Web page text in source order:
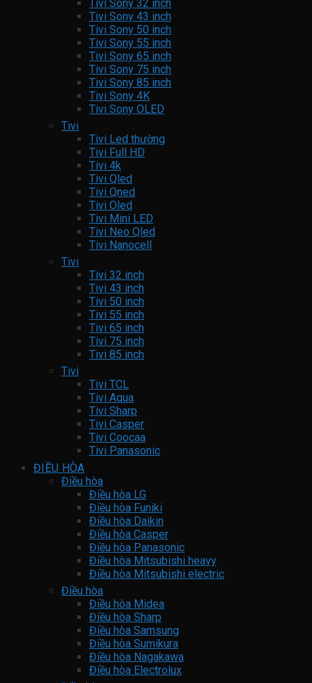
Tivi Sony 32 inch
Tivi Sony 43 inch
Tivi Sony 50 inch
Tivi Sony 55 inch
Tivi Sony 65 inch
Tivi Sony 75 inch
Tivi Sony 85 inch
Tivi Sony 4K
Tivi Sony OLED
Tivi
Tivi Led thường
Tivi Full HD
Tivi 4k
Tivi Qled
Tivi Qned
Tivi Oled
Tivi Mini LED
Tivi Neo Qled
Tivi Nanocell
Tivi
Tivi 32 inch
Tivi 43 inch
Tivi 50 inch
Tivi 55 inch
Tivi 65 inch
Tivi 75 inch
Tivi 85 inch
Tivi
Tivi TCL
Tivi Aqua
Tivi Sharp
Tivi Casper
Tivi Coocaa
Tivi Panasonic
ĐIỀU HÒA
Điều hòa
Điều hòa LG
Điều hòa Funiki
Điều hòa Daikin
Điều hòa Casper
Điều hòa Panasonic
Điều hòa Mitsubishi heavy
Điều hòa Mitsubishi electric
Điều hòa
Điều hòa Midea
Điều hòa Sharp
Điều hòa Samsung
Điều hòa Sumikura
Điều hòa Nagakawa
Điều hòa Electrolux